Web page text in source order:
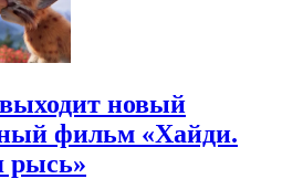
новый
фильм «Хайди.
рысь»